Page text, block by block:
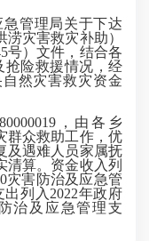
管理局关于下达
灾害救灾补助）
号）文件，结合各
抢险救援情况，经
然灾害救灾资金
，由各乡
群众救助工作，优
及遇难人员家属抚
清算。资金收入列
灾害防治及应急管
列入2022年政府
治及应急管理支